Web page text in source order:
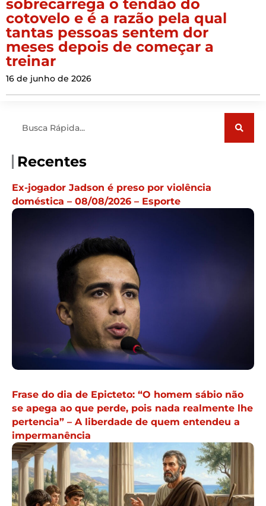
sobrecarrega o tendão do
cotovelo e é a razão pela qual
tantas pessoas sentem dor
meses depois de começar a
treinar
16 de junho de 2026
Recentes
Ex-jogador Jadson é preso por violência
doméstica – 08/08/2026 – Esporte
Frase do dia de Epicteto: “O homem sábio não
se apega ao que perde, pois nada realmente lhe
pertencia” – A liberdade de quem entendeu a
impermanência